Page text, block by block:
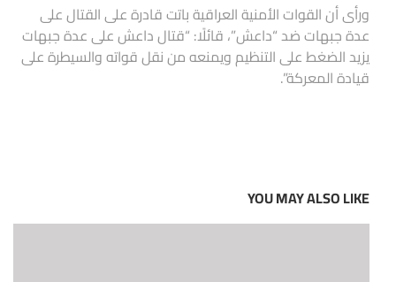
ورأى أن القوات الأمنية العراقية باتت قادرة على القتال على
عدة جبهات ضد “داعش”، قائلًا: “قتال داعش على عدة جبهات
يزيد الضغط على التنظيم ويمنعه من نقل قواته والسيطرة على
قيادة المعركة”.
YOU MAY ALSO LIKE